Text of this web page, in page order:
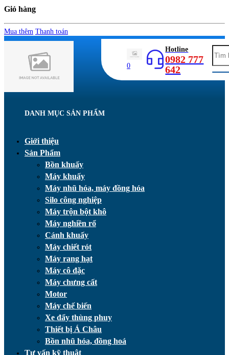
Giỏ hàng
Mua thêm Thanh toán
0
Hotline
0982 777
642
DANH MỤC SẢN PHẨM
Giới thiệu
Sản Phẩm
Bồn khuấy
Máy khuấy
Máy nhũ hóa, máy đồng hóa
Silo công nghiệp
Máy trộn bột khô
Máy nghiền rổ
Cánh khuấy
Máy chiết rót
Máy rang hạt
Máy cô đặc
Máy chưng cất
Motor
Máy chế biến
Xe đẩy thùng phuy
Thiết bị Á Châu
Bồn nhũ hóa, đồng hoá
Tư vấn kỹ thuật